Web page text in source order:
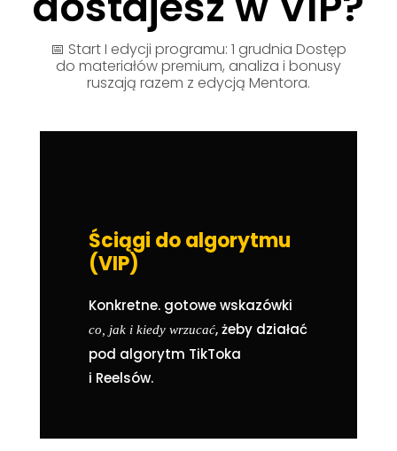
📅 Start I edycji programu: 1 grudnia Dostęp
do materiałów premium, analiza i bonusy
ruszają razem z edycją Mentora.
Ściągi do algorytmu
(VIP)
Konkretne. gotowe wskazówki
co, jak i kiedy wrzucać, żeby działać
pod algorytm TikToka
i Reelsów.